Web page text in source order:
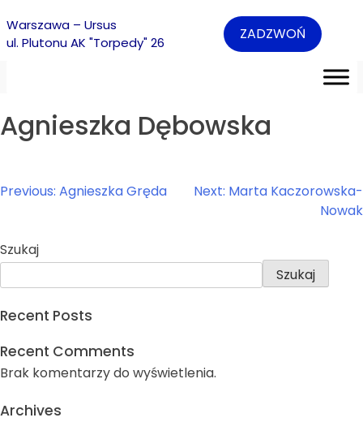
Warszawa – Ursus
ul. Plutonu AK "Torpedy" 26
ZADZWOŃ
Agnieszka Dębowska
Nawigacja
Previous: Agnieszka Gręda Next: Marta Kaczorowska-
Nowak
Szukaj
Szukaj
Recent Posts
Recent Comments
Brak komentarzy do wyświetlenia.
Archives